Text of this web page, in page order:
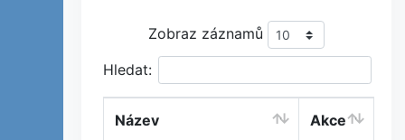
Zobraz záznamů
Hledat:
Název Akce